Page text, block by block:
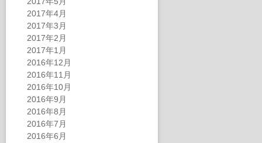
2017年4月
2017年3月
2017年2月
2017年1月
2016年12月
2016年11月
2016年10月
2016年9月
2016年8月
2016年7月
2016年6月